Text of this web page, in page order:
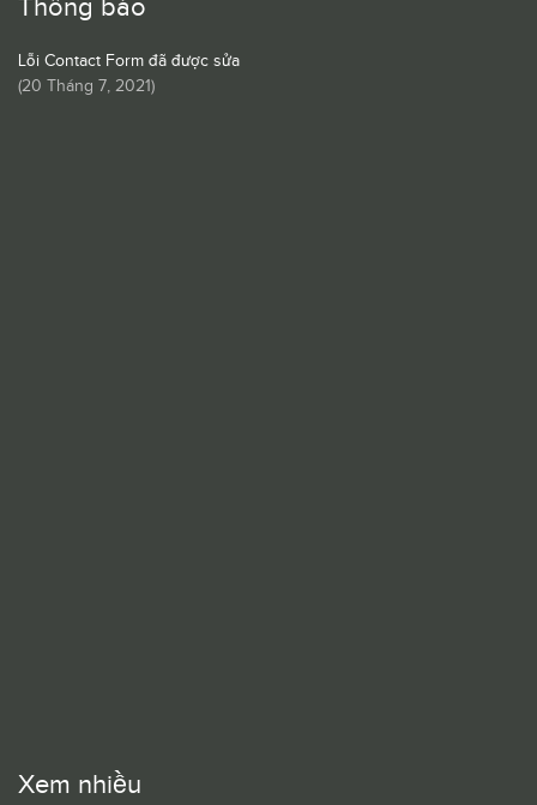
Thông báo
Lỗi Contact Form đã được sửa
(20 Tháng 7, 2021)
Xem nhiều